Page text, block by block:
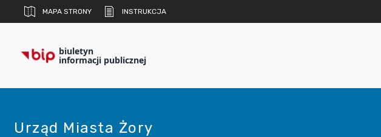
MAPA STRONY INSTRUKCJA
biuletyn
informacji publicznej
Urząd Miasta Żory